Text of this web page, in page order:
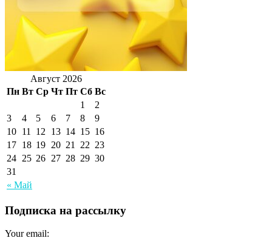
Август 2026
Пн Вт Ср Чт Пт Сб Вс
« Май
1
2
3
4 5 6 7 8
9
10 11 12 13 14 15 16
17 18 19 20 21 22 23
24 25 26 27 28 29 30
31
Подписка на рассылку
Your email: